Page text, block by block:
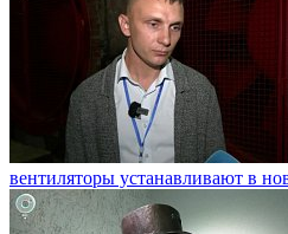
вентиляторы устанавливают в